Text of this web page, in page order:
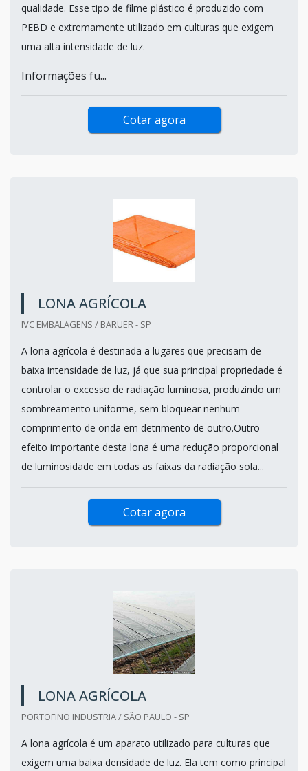
qualidade. Esse tipo de filme plástico é produzido com
PEBD e extremamente utilizado em culturas que exigem
uma alta intensidade de luz.
Informações fu...
Cotar agora
LONA AGRÍCOLA
IVC EMBALAGENS / BARUER - SP
A lona agrícola é destinada a lugares que precisam de
baixa intensidade de luz, já que sua principal propriedade é
controlar o excesso de radiação luminosa, produzindo um
sombreamento uniforme, sem bloquear nenhum
comprimento de onda em detrimento de outro.Outro
efeito importante desta lona é uma redução proporcional
de luminosidade em todas as faixas da radiação sola...
Cotar agora
LONA AGRÍCOLA
PORTOFINO INDUSTRIA / SÃO PAULO - SP
A lona agrícola é um aparato utilizado para culturas que
exigem uma baixa densidade de luz. Ela tem como principal